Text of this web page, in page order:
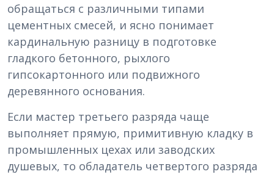
обращаться с различными типами
цементных смесей, и ясно понимает
кардинальную разницу в подготовке
гладкого бетонного, рыхлого
гипсокартонного или подвижного
деревянного основания.
Если мастер третьего разряда чаще
выполняет прямую, примитивную кладку в
промышленных цехах или заводских
душевых, то обладатель четвертого разряда